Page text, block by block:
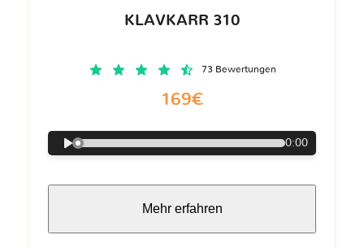
KLAVKARR 310
73 Bewertungen
169€
0:00
Mehr erfahren